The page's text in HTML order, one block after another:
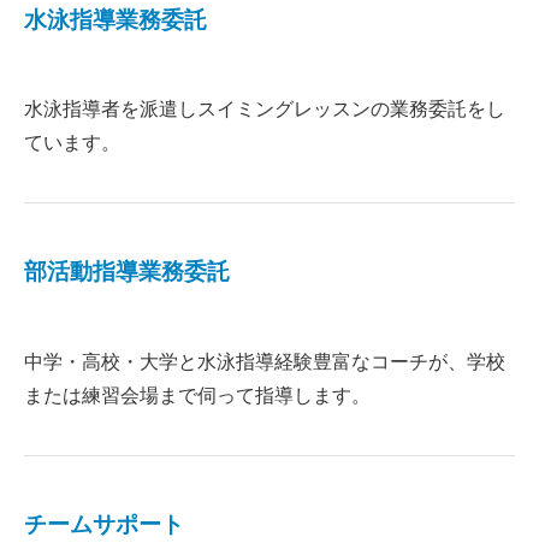
水泳指導業務委託
水泳指導者を派遣しスイミングレッスンの業務委託をし
ています。
部活動指導業務委託
中学・高校・大学と水泳指導経験豊富なコーチが、学校
または練習会場まで伺って指導します。
チームサポート